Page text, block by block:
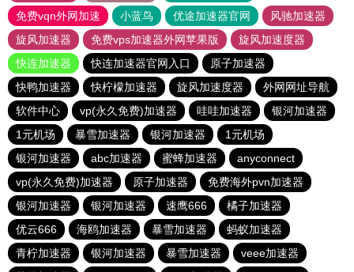
免费vqn外网加速
小蓝鸟 优途加速器官网
风驰加速器
旋风加速器
免费vps加速器外网苹果版
旋风加速度器
快连加速器
快连加速器官网入口
原子加速器
快鸭加速器
快柠檬加速器 旋风加速度器
外网网址导航
软件中心
vp(永久免费)加速器 哇哇加速器
银河加速器
1元机场
暴雪加速器 银河加速器
1元机场
银河加速器
abc加速器 蜜蜂加速器
anyconnect
vp(永久免费)加速器
原子加速器
免费海外pvn加速器
银河加速器
银河加速器 速鹰666
橘子加速器
优云666
海鸥加速器 暴雪加速器
蚂蚁加速器
青柠加速器
银河加速器 暴雪加速器
veee加速器